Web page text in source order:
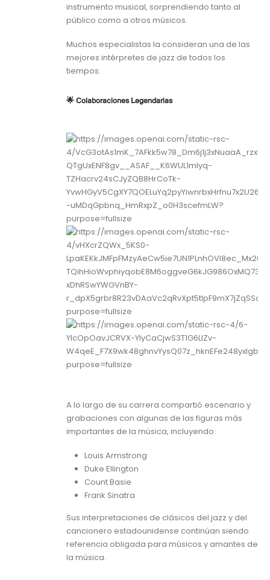
instrumento musical, sorprendiendo tanto al
público como a otros músicos.
Muchos especialistas la consideran una de las
mejores intérpretes de jazz de todos los
tiempos.
🌟 Colaboraciones Legendarias
A lo largo de su carrera compartió escenario y
grabaciones con algunas de las figuras más
importantes de la música, incluyendo:
Louis Armstrong
Duke Ellington
Count Basie
Frank Sinatra
Sus interpretaciones de clásicos del jazz y del
cancionero estadounidense continúan siendo
referencia obligada para músicos y amantes de
la música.